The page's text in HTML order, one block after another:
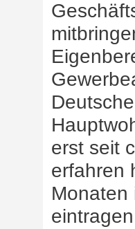
erst seit
erfahren
Monaten